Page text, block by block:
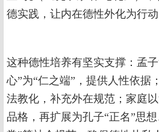
德实践，让内在德性外化为行动
这种德性培养有坚实支撑：孟
心”为“仁之端”，提供人性依据
法教化，补充外在规范；家庭
品格，再扩展为孔子“正名”思